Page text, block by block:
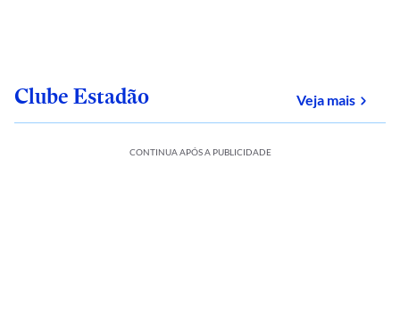
Clube Estadão Veja maissobre
CONTINUA APÓS A PUBLICIDADE